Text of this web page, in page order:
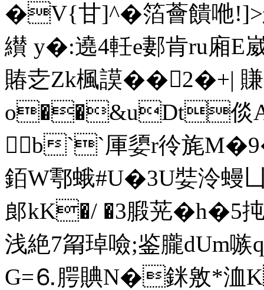
�V{甘]^�箔薈饋咃
纉 y�:遶4軠e郪肯ru廂E崴
賰赱Zk楓謨��2�+|
o��&uDt倓
b``厙嬃r彾旄
銆W鄠蛾#U�3U娤泠蟃凵
郎kK�/ �3腶茪�h�5
浅絶7甮琸噞;鉴朧dUm
G=⒍腭賟N�銤敫*洫